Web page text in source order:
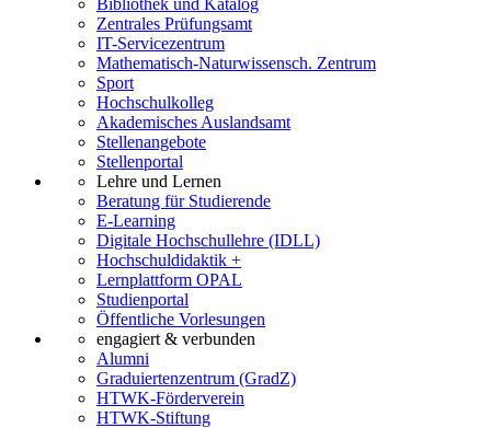
Zentrales Prüfungsamt
IT-Servicezentrum
Mathematisch-Naturwissensch. Zentrum
Sport
Hochschulkolleg
Akademisches Auslandsamt
Stellenangebote
Stellenportal
Lehre und Lernen
Beratung für Studierende
E-Learning
Digitale Hochschullehre (IDLL)
Hochschuldidaktik +
Lernplattform OPAL
Studienportal
Öffentliche Vorlesungen
engagiert & verbunden
Alumni
Graduiertenzentrum (GradZ)
HTWK-Förderverein
HTWK-Stiftung